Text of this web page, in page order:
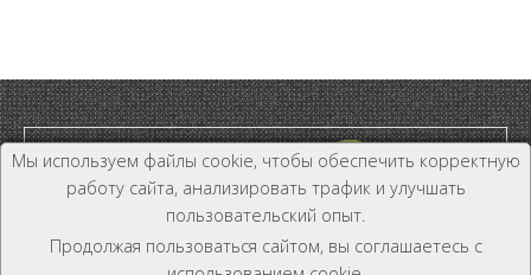
Дилер и Дистрибьютор
+7 (800) 333-19-81
Мы используем файлы cookie, чтобы обеспечить корректную
работу сайта, анализировать трафик и улучшать
пользовательский опыт.
Продолжая пользоваться сайтом, вы соглашаетесь с